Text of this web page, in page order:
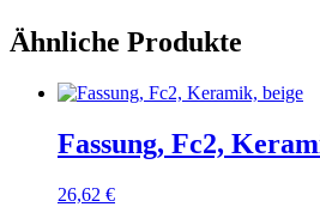
Ähnliche Produkte
Fassung, Fc2,
26,62 €